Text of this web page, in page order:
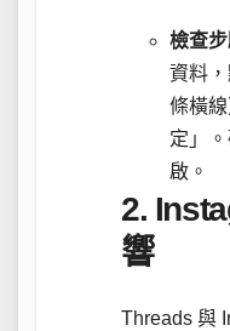
檢查步
資料
條橫
定」
啟。
2.
響
Threads 與